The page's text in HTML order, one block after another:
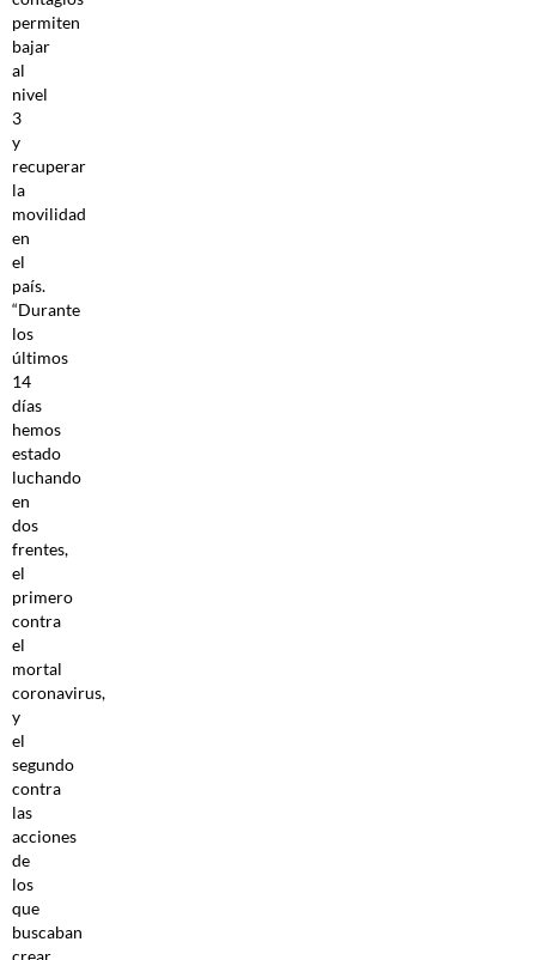
permiten
bajar
al
nivel
3
y
recuperar
la
movilidad
en
el
país.
“Durante
los
últimos
14
días
hemos
estado
luchando
en
dos
frentes,
el
primero
contra
el
mortal
coronavirus,
y
el
segundo
contra
las
acciones
de
los
que
buscaban
crear